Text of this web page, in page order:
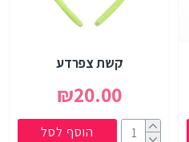
קשת צפרדע
₪20.00
הוסף לסל